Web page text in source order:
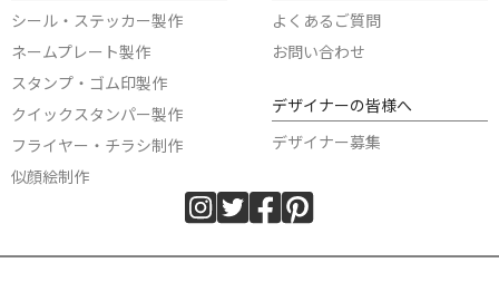
シール・ステッカー製作
ネームプレート製作
スタンプ・ゴム印製作
クイックスタンパー製作
フライヤー・チラシ制作
似顔絵制作
よくあるご質問
お問い合わせ
デザイナーの皆様へ
デザイナー募集